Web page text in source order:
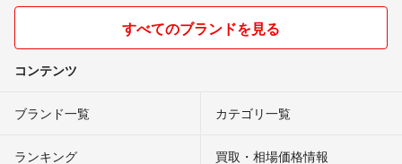
すべてのブランドを見る
コンテンツ
ブランド一覧 カテゴリ一覧
ランキング 買取・相場価格情報